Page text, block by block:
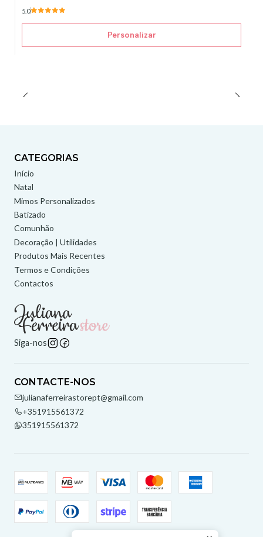
5.0
Personalizar
CATEGORIAS
Início
Natal
Mimos Personalizados
Batizado
Comunhão
Decoração | Utilidades
Produtos Mais Recentes
Termos e Condições
Contactos
Siga-nos
CONTACTE-NOS
julianaferreirastorept@gmail.com
+351915561372
351915561372